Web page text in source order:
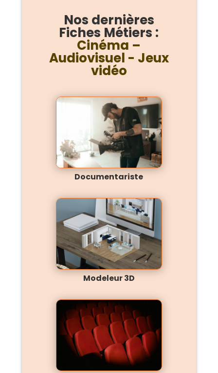
Nos dernières
Fiches Métiers :
Cinéma –
Audiovisuel - Jeux
vidéo
Documentariste
Modeleur 3D